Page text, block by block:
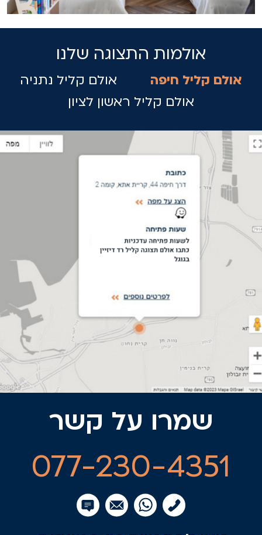
אולמות התצוגה שלנו
אולם קליל חיפה
אולם קליל נתניה
אולם קליל ראשון לציון
שמרו על קשר
077-230-4351